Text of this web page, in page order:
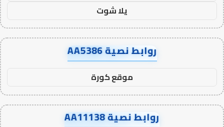
يلا شوت
روابط نصية AA5386
موقع كورة
روابط نصية AA11138